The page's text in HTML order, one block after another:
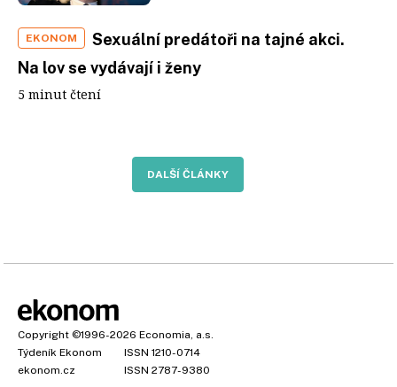
EKONOM
Sexuální predátoři na tajné akci.
Na lov se vydávají i ženy
5 minut čtení
DALŠÍ ČLÁNKY
Copyright ©1996-2026 Economia, a.s.
Týdeník Ekonom
ISSN 1210-0714
ekonom.cz
ISSN 2787-9380